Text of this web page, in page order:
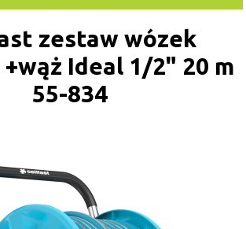
zestaw wózek
Ideal 1/2" 20 m
55-834